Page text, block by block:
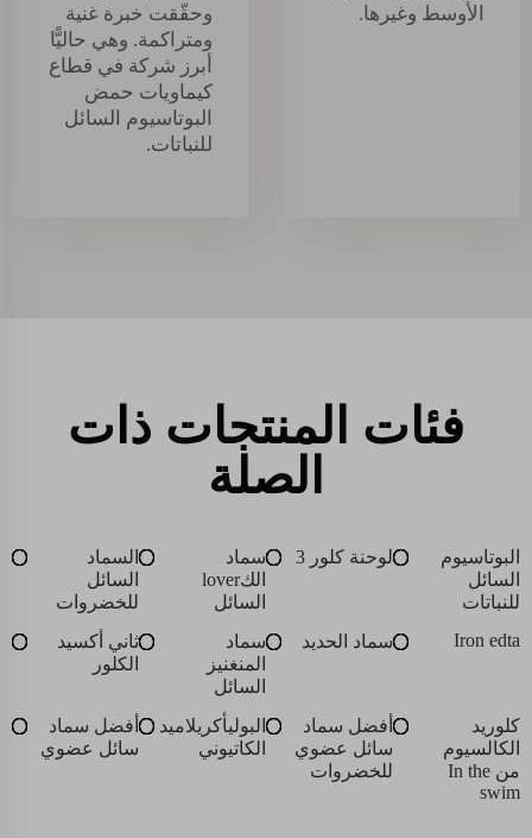
الأوسط وغيرها.
وحقّقت خبرة غنية
ومتراكمة. وهي حاليًّا
أبرز شركة في قطاع
كيماويات حمض
البوتاسيوم السائل
للنباتات.
فئات المنتجات ذات
الصلة
البوتاسيوم
السائل
للنباتات
لوحنة كلور 3
سماد
الكlover
السائل
السماد
السائل
للخضروات
Iron edta
سماد الحديد
سماد
المنغنيز
السائل
ثاني أكسيد
الكلور
كلوريد
الكالسيوم
من In the
swim
أفضل سماد
سائل عضوي
للخضروات
البوليأكريلاميد
الكاتيوني
أفضل سماد
سائل عضوي